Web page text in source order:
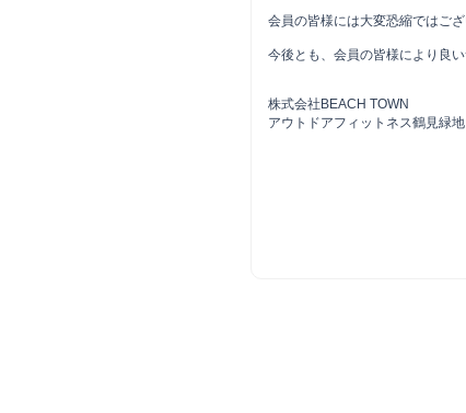
会員の皆様には大変恐縮ではご
今後とも、会員の皆様により良
株式会社BEACH TOWN
アウトドアフィットネス鶴見緑地